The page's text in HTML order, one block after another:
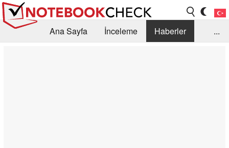
Ana Sayfa İnceleme
Haberler
...